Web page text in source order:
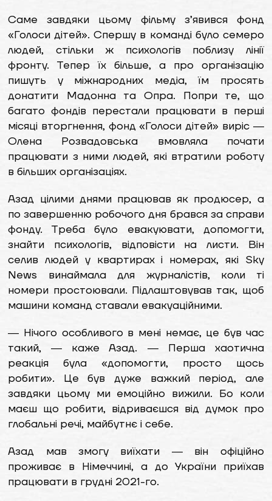
Саме завдяки цьому фільму з’явився фонд
«Голоси дітей». Спершу в команді було семеро
людей, стільки ж психологів поблизу лінії
фронту. Тепер їх більше, а про організацію
пишуть у міжнародних медіа, їм просять
донатити Мадонна та Опра. Попри те, що
багато фондів перестали працювати в перші
місяці вторгнення, фонд «Голоси дітей» виріс ―
Олена Розвадовська вмовляла почати
працювати з ними людей, які втратили роботу
в більших організаціях.
Азад цілими днями працював як продюсер, а
по завершенню робочого дня брався за справи
фонду. Треба було евакуювати, допомогти,
знайти психологів, відповісти на листи. Він
селив людей у квартирах і номерах, які Sky
News винаймала для журналістів, коли ті
номери простоювали. Підлаштовував так, щоб
машини команд ставали евакуаційними.
― Нічого особливого в мені немає, це був час
такий, ― каже Азад. ― Перша хаотична
реакція була «допомогти, просто щось
робити». Це був дуже важкий період, але
завдяки цьому ми емоційно вижили. Бо коли
маєш що робити, відриваєшся від думок про
глобальні речі, майбутнє і себе.
Азад мав змогу виїхати ― він офіційно
проживає в Німеччині, а до України приїхав
працювати в грудні 2021-го.